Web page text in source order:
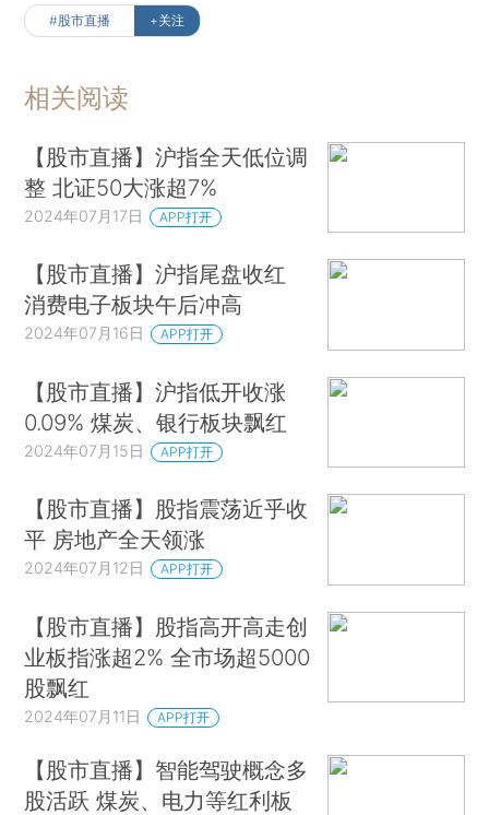
#股市直播 +关注
相关阅读
【股市直播】沪指全天低位调
整 北证50大涨超7%
2024年07月17日 APP打开
【股市直播】沪指尾盘收红
消费电子板块午后冲高
2024年07月16日 APP打开
【股市直播】沪指低开收涨
0.09% 煤炭、银行板块飘红
2024年07月15日 APP打开
【股市直播】股指震荡近乎收
平 房地产全天领涨
2024年07月12日 APP打开
【股市直播】股指高开高走创
业板指涨超2% 全市场超5000
股飘红
2024年07月11日 APP打开
【股市直播】智能驾驶概念多
股活跃 煤炭、电力等红利板